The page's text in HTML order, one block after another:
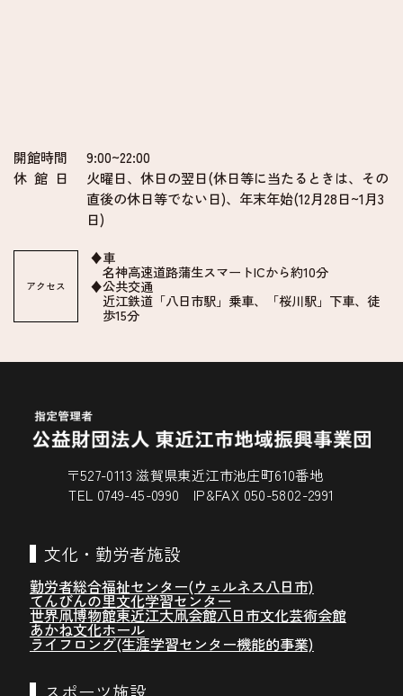
開館時間
9:00~22:00
休 館 日
火曜日、休日の翌日(休日等に当たるときは、その
直後の休日等でない日)、年末年始(12月28日~1月3
日)
アクセス
♦車
名神高速道路蒲生スマートICから約10分
♦公共交通
近江鉄道「八日市駅」乗車、「桜川駅」下車、徒
歩15分
〒527-0113 滋賀県東近江市池庄町610番地
TEL 0749-45-0990 IP&FAX 050-5802-2991
文化・勤労者施設
勤労者総合福祉センター(ウェルネス八日市)
てんびんの里文化学習センター
世界凧博物館東近江大凧会館八日市文化芸術会館
あかね文化ホール
ライフロング(生涯学習センター機能的事業)